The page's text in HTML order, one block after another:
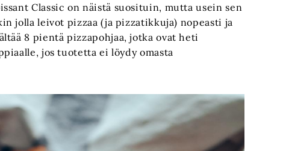
Classic on näistä suosituin, mutta usein sen
jolla leivot pizzaa (ja pizzatikkuja) nopeasti ja
8 pientä pizzapohjaa, jotka ovat heti
jos tuotetta ei löydy omasta